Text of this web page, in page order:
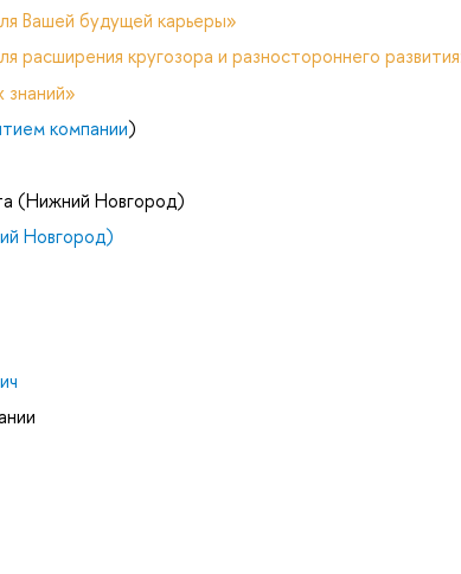
Вашей будущей карьеры»
расширения кругозора и разностороннего
компании)
(Нижний Новгород)
Новгород)